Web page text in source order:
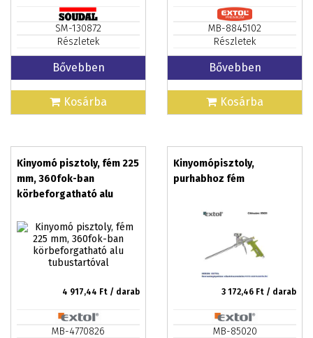
SM-130872
Részletek
Bővebben
Kosárba
MB-8845102
Részletek
Bővebben
Kosárba
Kinyomó pisztoly, fém 225
mm, 360fok-ban
körbeforgatható alu
4 917,44 Ft / darab
MB-4770826
Kinyomópisztoly,
purhabhoz fém
3 172,46 Ft / darab
MB-85020